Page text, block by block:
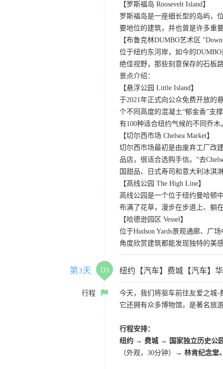
【罗斯福岛 Roosevelt Island】
罗斯福岛是一座细长型的岛屿，
要地位的建筑，并也曾是许多重
【布鲁克林DUMBO艺术区
位于纽约东河岸，如今的
绝佳视野，那些刻意保存的石板
景点介绍：
【悬浮公园 Little Island】
于2021年正式向公众免费开放的
个不同高度的混凝土“郁金香”支
有100种适合纽约气候的不同乔
【切尔西市场 Chelsea Market】
切尔西市场最初是由废弃工厂改
品店，很适合选购手信。“去
国甜品、日式寿司和意大利冰淇
【高线公园 The High Line】
高线公园是一个位于纽约曼哈顿
布满了花草，漫步在步道上、躺
【哈德逊园区 Vessel】
位于Hudson Yards景观通廊、广
角度欣赏建筑都能发现独特的美
第3天 D3 纽约【汽车】费城【汽车】
行程
今天，我们将驱车前往友爱之城-
它还拥有众多博物馆，是著名旅
行程安排：
纽约 → 费城 → 国家独立历史公
（外观，30分钟）
→ 林肯纪念堂